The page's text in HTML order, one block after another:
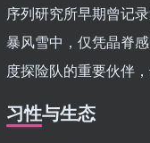
序列研究所早期曾记
暴风雪中，仅凭晶脊
度探险队的重要伙伴
习性与生态